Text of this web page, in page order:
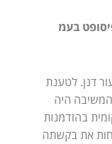
דנן. לטענת
היה
בהזדמנות
את בקשתה